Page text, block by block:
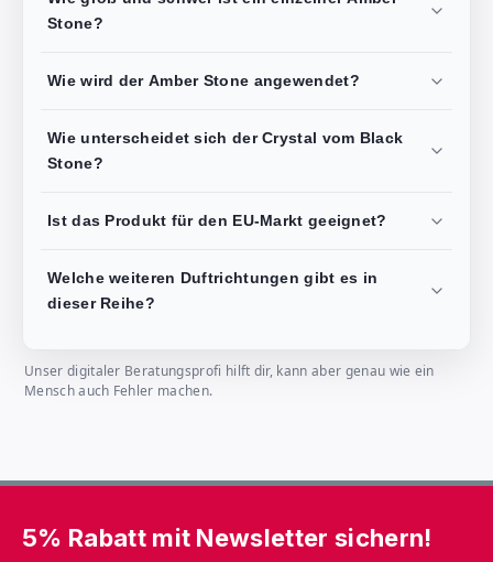
Stone?
Wie wird der Amber Stone angewendet?
Wie unterscheidet sich der Crystal vom Black
Stone?
Ist das Produkt für den EU-Markt geeignet?
Welche weiteren Duftrichtungen gibt es in
dieser Reihe?
Unser digitaler Beratungsprofi hilft dir, kann aber genau wie ein
Mensch auch Fehler machen.
5% Rabatt mit Newsletter sichern!